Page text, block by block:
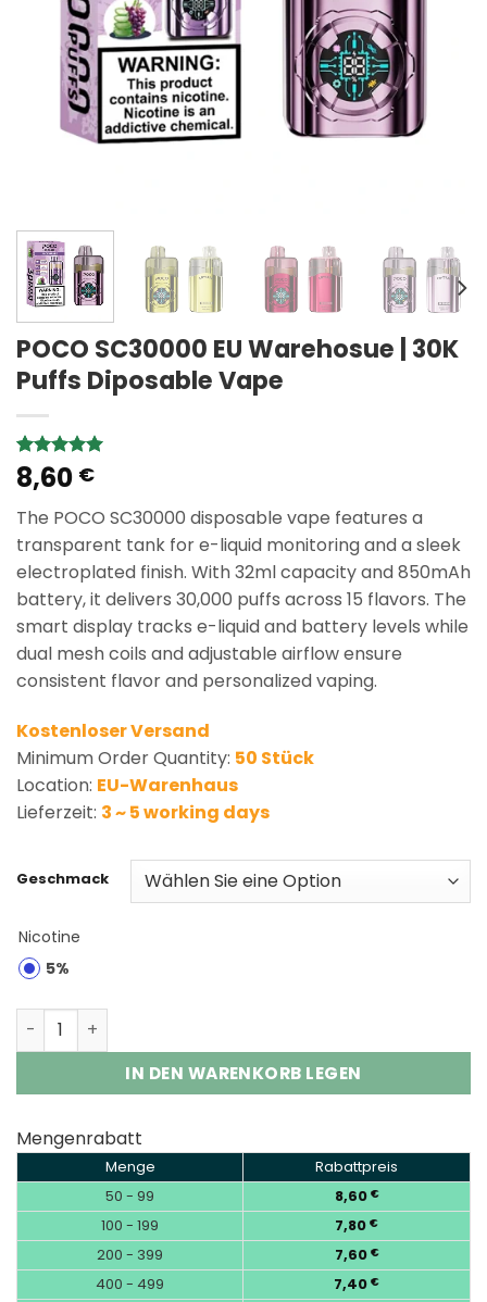
POCO SC30000 EU Warehosue | 30K
Puffs Diposable Vape
Rated5.00
out of 5
1
customer
rating
8,60 €
The POCO SC30000 disposable vape features a
transparent tank for e-liquid monitoring and a sleek
electroplated finish. With 32ml capacity and 850mAh
battery, it delivers 30,000 puffs across 15 flavors. The
smart display tracks e-liquid and battery levels while
dual mesh coils and adjustable airflow ensure
consistent flavor and personalized vaping.
Kostenloser Versand
Minimum Order Quantity: 50 Stück
Location: EU-Warenhaus
Lieferzeit: 3 ~ 5 working days
Geschmack
Nicotine
5%
POCO SC30000 EU Warehosue | 30K Puffs Diposable
IN DEN WARENKORB LEGEN
Mengenrabatt
Menge
Rabattpreis
50 - 99
8,60 €
100 - 199 7,80 €
200 - 399 7,60 €
400 - 499 7,40 €